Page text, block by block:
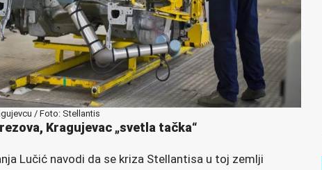
/ Foto: Stellantis
Kragujevac „svetla tačka“
Lučić navodi da se kriza Stellantisa u toj zemlji